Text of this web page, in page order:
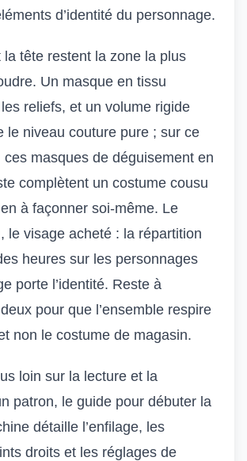
d’identité du personnage.
la tête restent la zone la plus
Un masque en tissu
reliefs, et un volume rigide
le niveau couture pure ; sur ce
ces masques de déguisement en
complètent un costume cousu
à façonner soi-même. Le
le visage acheté : la répartition
heures sur les personnages
porte l’identité. Reste à
pour que l’ensemble respire
non le costume de magasin.
loin sur la lecture et la
patron, le guide pour débuter la
détaille l’enfilage, les
droits et les réglages de